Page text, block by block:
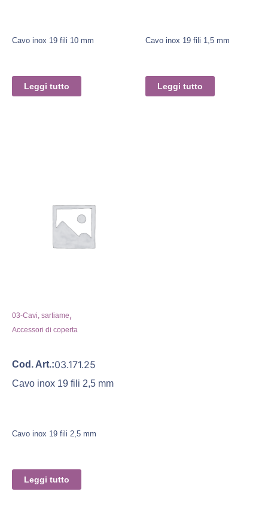
Cavo inox 19 fili 10 mm
Leggi tutto
Cavo inox 19 fili 1,5 mm
Leggi tutto
03-Cavi, sartiame,
Accessori di coperta
Cod. Art.:03.171.25
Cavo inox 19 fili 2,5 mm
Cavo inox 19 fili 2,5 mm
Leggi tutto